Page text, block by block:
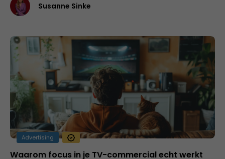
Susanne Sinke
Advertising
Waarom focus in je TV-commercial echt werkt